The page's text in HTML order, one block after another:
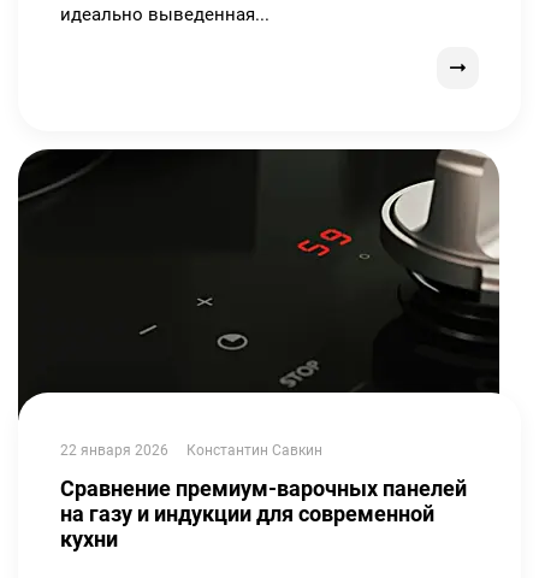
идеально выведенная...
22 января 2026 Константин Савкин
Сравнение премиум-варочных панелей
на газу и индукции для современной
кухни